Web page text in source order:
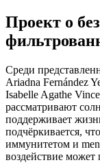
Проект о
Среди
Ariadna Fernández
Isabelle Agathe
рассматривают
поддерживает
подчёркивается,
иммунитетом и
воздействие